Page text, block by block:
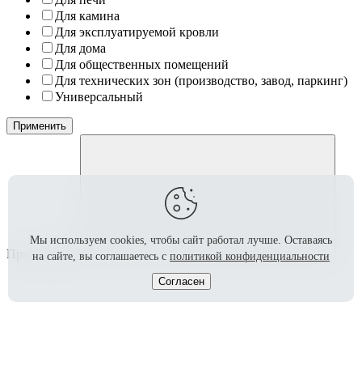
Для камина
Для эксплуатируемой кровли
Для дома
Для общественных помещений
Для технических зон (производство, завод, паркинг)
Универсальный
Применить
Применение
Мы используем cookies, чтобы сайт работал лучше. Оставаясь
на сайте, вы соглашаетесь с политикой конфиденциальности
Согласен